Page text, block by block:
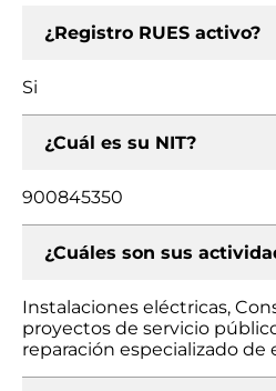
¿Registro RUES activo?
Si
¿Cuál es su NIT?
900845350
¿Cuáles son sus
Instalaciones eléctricas,
proyectos de servicio
reparación especializado